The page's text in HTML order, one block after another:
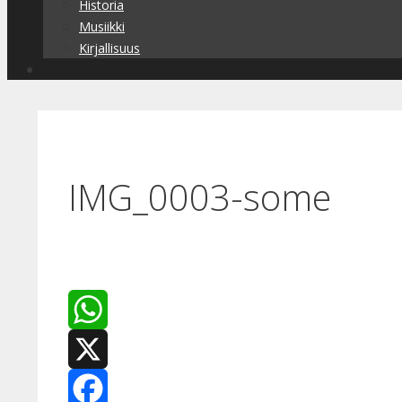
Historia
Musiikki
Kirjallisuus
IMG_0003-some
WhatsApp
X